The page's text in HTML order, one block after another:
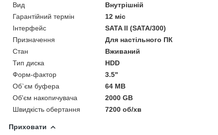
Вид
Внутрішній
Гарантійний термін
12 міс
Інтерфейс
SATA II (SATA/300)
Призначення
Для настільного ПК
Стан
Вживаний
Тип диска
HDD
Форм-фактор
3.5"
Об`єм буфера
64 MB
Об'єм накопичувача
2000 GB
Швидкість обертання
7200 об/хв
Приховати